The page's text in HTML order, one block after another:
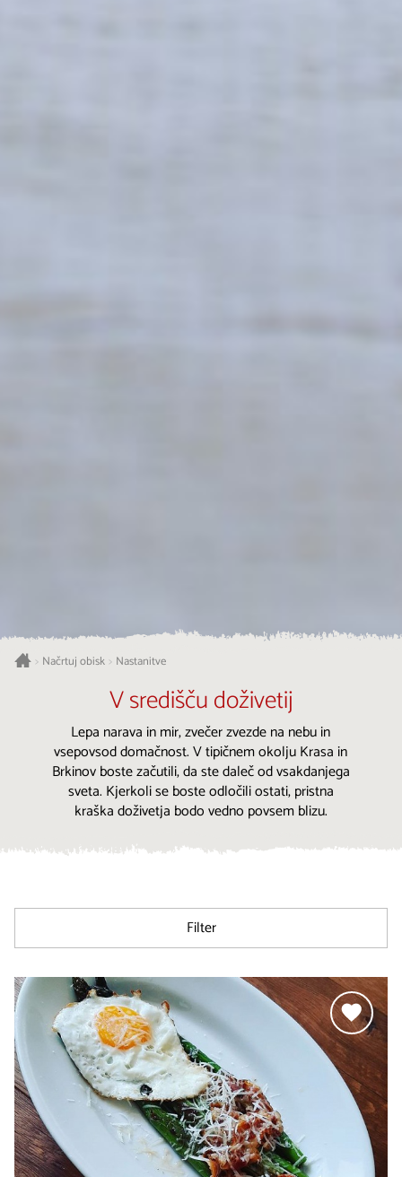
> Načrtuj obisk > Nastanitve
V središču doživetij
Lepa narava in mir, zvečer zvezde na nebu in
vsepovsod domačnost. V tipičnem okolju Krasa in
Brkinov boste začutili, da ste daleč od vsakdanjega
sveta. Kjerkoli se boste odločili ostati, pristna
kraška doživetja bodo vedno povsem blizu.
Filter